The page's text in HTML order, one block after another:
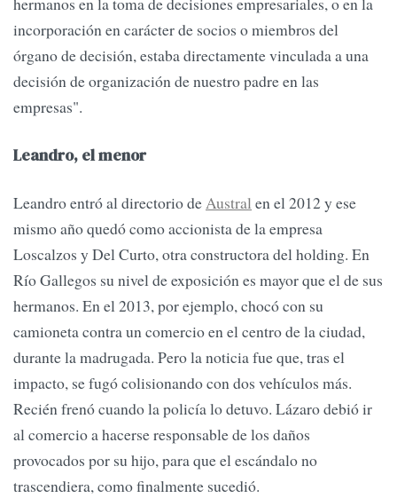
incorporación en carácter de socios o miembros del
órgano de decisión, estaba directamente vinculada a una
decisión de organización de nuestro padre en las
empresas".
Leandro, el menor
Leandro entró al directorio deAustral en el 2012 y ese
mismo año quedó como accionista de la empresa
Loscalzos y Del Curto, otra constructora del holding. En
Río Gallegos su nivel de exposición es mayor que el de sus
hermanos. En el 2013, por ejemplo, chocó con su
camioneta contra un comercio en el centro de la ciudad,
durante la madrugada. Pero la noticia fue que, tras el
impacto, se fugó colisionando con dos vehículos más.
Recién frenó cuando la policía lo detuvo. Lázaro debió ir
al comercio a hacerse responsable de los daños
provocados por su hijo, para que el escándalo no
trascendiera, como finalmente sucedió.